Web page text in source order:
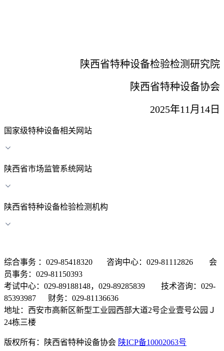
陕西省特种设备检验检测研究院
陕西省特种设备协会
2025年11月14日
国家级特种设备相关网站
陕西省市场监管系统网站
陕西省特种设备检验检测机构
综合事务 ：029-85418320 咨询中心：029-81112826 会
员事务：029-81150393
考试中心：029-89188148，029-89285839 技术咨询：029-
85393987 财务：029-81136636
地址：西安市高新区新型工业园西部大道2号企业壹号公园Ｊ
24栋三楼
版权所有：陕西省特种设备协会 陕ICP备10002063号